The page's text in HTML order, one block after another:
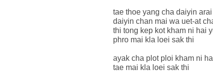
tae thoe yang cha daiyin
daiyin chan mai wa uet-at
thi tong kep kot kham ni hai
phro mai kla loei sak thi
ayak cha plot ploi kham ni
tae mai kla loei sak thi